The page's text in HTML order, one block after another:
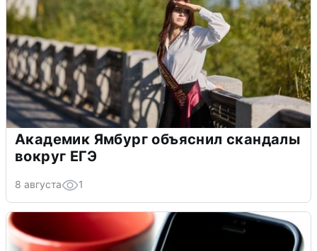
Академик Ямбург объяснил скандалы
вокруг ЕГЭ
8 августа 1